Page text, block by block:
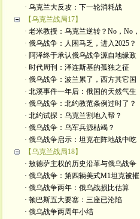
· 乌克兰大反攻：下一轮消耗战
【乌克兰战局17】
· 老米教授：乌克兰逆转？No，No，
· 俄乌战争：人困马乏，进入2025？
· 阿泽终于承认俄乌战争源自地缘政
· 时代周刊：泽连斯基的孤独之征
· 俄乌战争：波兰累了，西方其它国
· 北溪事件一年后：俄国的天然气生
· 俄乌战争：北约教范条例过时了？
· 北约试探：乌克兰割地入帮？
· 俄乌战争：乌军兵源枯竭？
· 俄乌战争启示：坦克在阵地战中吃
【乌克兰战局18】
· 敖德萨主权的历史沿革与俄乌战争
· 俄乌战争：第四辆美式M1坦克被摧
· 俄乌战争两年：俄乌战损比估算
· 顿巴斯五大要塞：三座已沦陷
· 俄乌战争两周年小结